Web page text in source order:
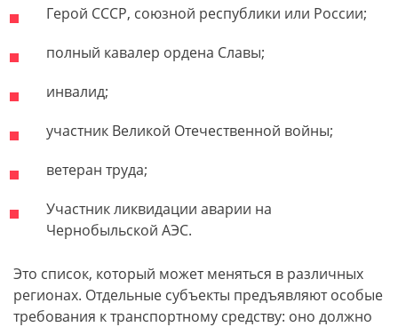
Герой СССР, союзной республики или России;
полный кавалер ордена Славы;
инвалид;
участник Великой Отечественной войны;
ветеран труда;
Участник ликвидации аварии на
Чернобыльской АЭС.
Это список, который может меняться в различных
регионах. Отдельные субъекты предъявляют особые
требования к транспортному средству: оно должно